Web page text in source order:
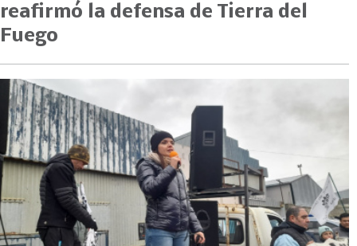
reafirmó la defensa de Tierra del
Fuego